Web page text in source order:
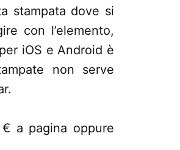
stampata dove si
con l’elemento,
iOS e Android è
non serve
a pagina oppure